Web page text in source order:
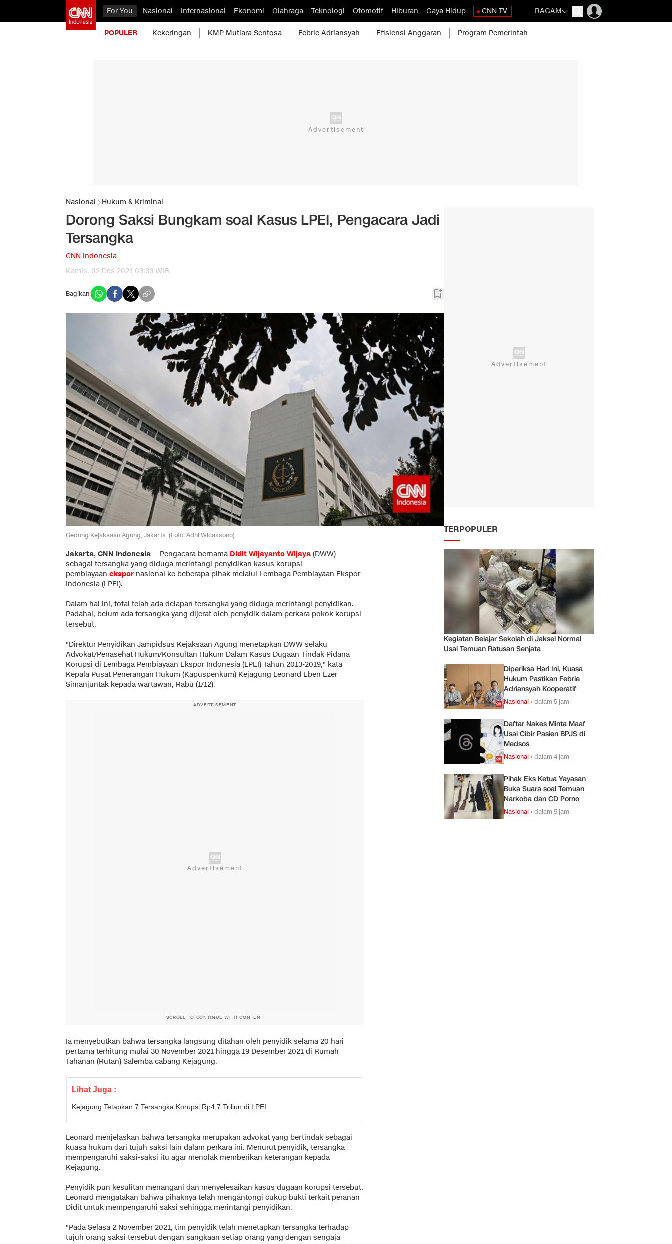
For You Nasional Internasional Ekonomi Olahraga Teknologi Otomotif Hiburan Gaya Hidup CNN TV RAGAM
POPULER Kekeringan KMP Mutiara Sentosa Febrie Adriansyah Efisiensi Anggaran Program Pemerintah
Nasional Hukum & Kriminal
Dorong Saksi Bungkam soal Kasus LPEI, Pengacara Jadi
Tersangka
CNN Indonesia
Kamis, 02 Des 2021 03:33 WIB
Bagikan:
Gedung Kejaksaan Agung, Jakarta. (Foto: Adhi Wicaksono)
Jakarta, CNN Indonesia -- Pengacara bernama Didit Wijayanto Wijaya (DWW)
sebagai tersangka yang diduga merintangi penyidikan kasus korupsi
pembiayaan ekspor nasional ke beberapa pihak melalui Lembaga Pembiayaan Ekspor
Indonesia (LPEI).
Dalam hal ini, total telah ada delapan tersangka yang diduga merintangi penyidikan.
Padahal, belum ada tersangka yang dijerat oleh penyidik dalam perkara pokok korupsi
tersebut.
"Direktur Penyidikan Jampidsus Kejaksaan Agung menetapkan DWW selaku
Advokat/Penasehat Hukum/Konsultan Hukum Dalam Kasus Dugaan Tindak Pidana
Korupsi di Lembaga Pembiayaan Ekspor Indonesia (LPEI) Tahun 2013-2019," kata
Kepala Pusat Penerangan Hukum (Kapuspenkum) Kejagung Leonard Eben Ezer
Simanjuntak kepada wartawan, Rabu (1/12).
ADVERTISEMENT
SCROLL TO CONTINUE WITH CONTENT
Ia menyebutkan bahwa tersangka langsung ditahan oleh penyidik selama 20 hari
pertama terhitung mulai 30 November 2021 hingga 19 Desember 2021 di Rumah
Tahanan (Rutan) Salemba cabang Kejagung.
Lihat Juga :
Kejagung Tetapkan 7 Tersangka Korupsi Rp4,7 Triliun di LPEI
Leonard menjelaskan bahwa tersangka merupakan advokat yang bertindak sebagai
kuasa hukum dari tujuh saksi lain dalam perkara ini. Menurut penyidik, tersangka
mempengaruhi saksi-saksi itu agar menolak memberikan keterangan kepada
Kejagung.
Penyidik pun kesulitan menangani dan menyelesaikan kasus dugaan korupsi tersebut.
Leonard mengatakan bahwa pihaknya telah mengantongi cukup bukti terkait peranan
Didit untuk mempengaruhi saksi sehingga merintangi penyidikan.
"Pada Selasa 2 November 2021, tim penyidik telah menetapkan tersangka terhadap
tujuh orang saksi tersebut dengan sangkaan setiap orang yang dengan sengaja
TERPOPULER
Kegiatan Belajar Sekolah di Jaksel Normal
Usai Temuan Ratusan Senjata
Diperiksa Hari Ini, Kuasa
Hukum Pastikan Febrie
Adriansyah Kooperatif
Nasional •dalam 5 jam
Daftar Nakes Minta Maaf
Usai Cibir Pasien BPJS di
Medsos
Nasional •dalam 4 jam
Pihak Eks Ketua Yayasan
Buka Suara soal Temuan
Narkoba dan CD Porno
Nasional •dalam 5 jam